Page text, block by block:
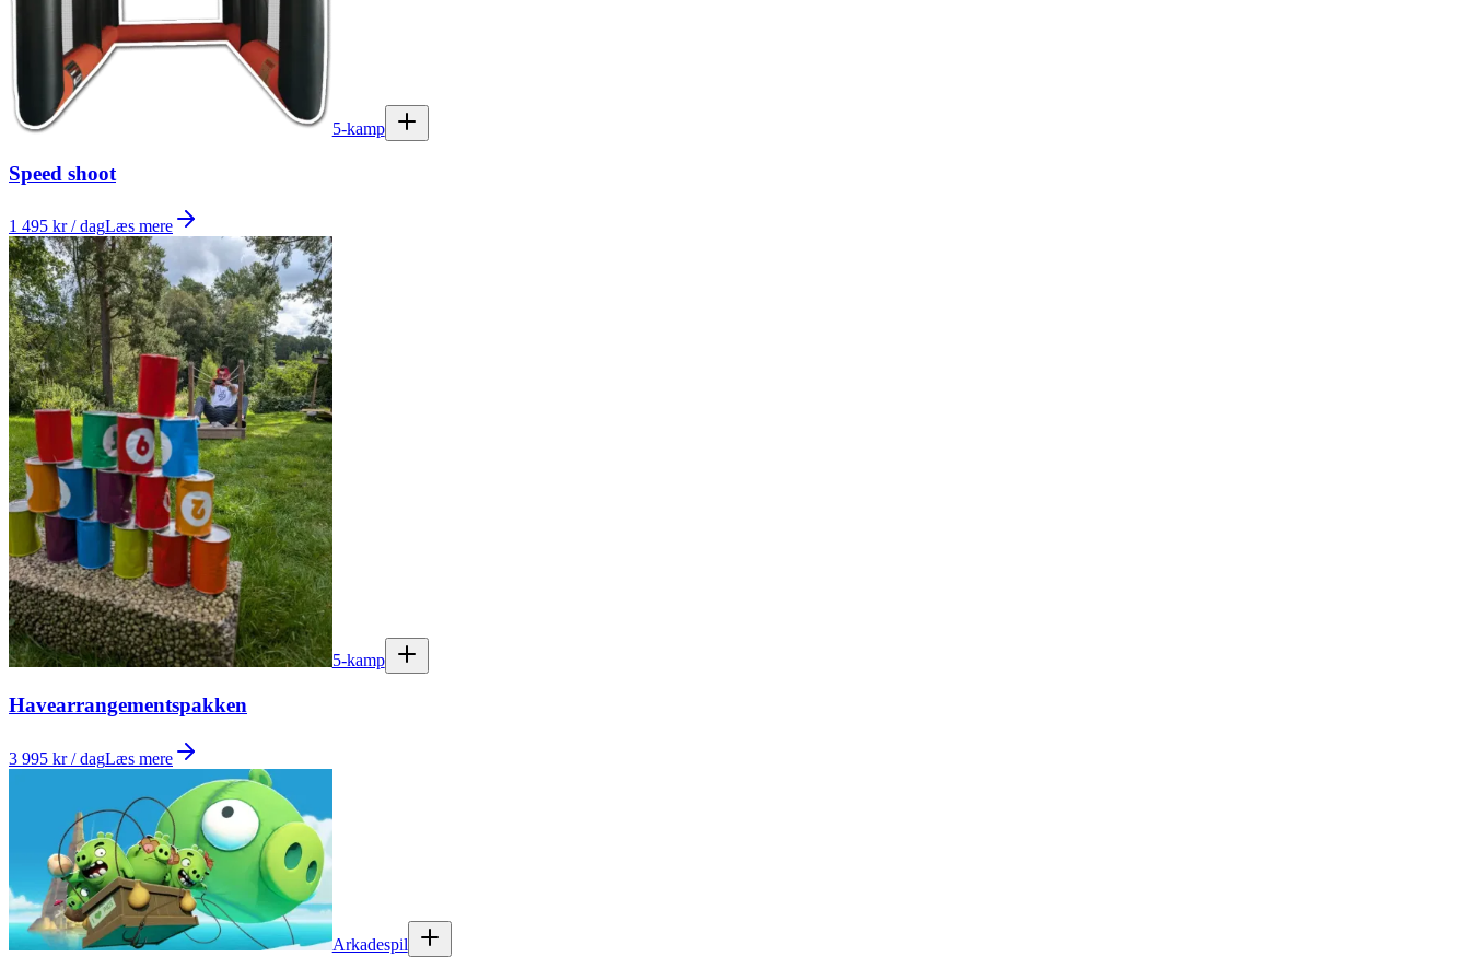
5-kamp
Speed ​​shoot
1 495 kr / dagLæs mere
5-kamp
Havearrangementspakken
3 995 kr / dagLæs mere
Arkadespil